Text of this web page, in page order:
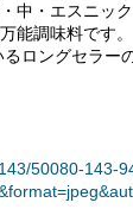
中・エスニッ
能調味料です。
ロングセラー
50080-143-